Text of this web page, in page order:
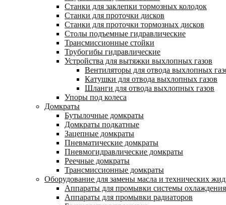
Станки для заклепки тормозных колодок
Станки для проточки дисков
Станки для проточки тормозных дисков
Столы подъемные гидравлические
Трансмиссионные стойки
Трубогибы гидравлические
Устройства для вытяжки выхлопных газов
Вентиляторы для отвода выхлопных
Катушки для отвода выхлопных газов
Шланги для отвода выхлопных газов
Упоры под колеса
Домкраты
Бутылочные домкраты
Домкраты подкатные
Зацепные домкраты
Пневматические домкраты
Пневмогидравлические домкраты
Реечные домкраты
Трансмиссионные домкраты
Оборудование для замены масла и технических
Аппараты для промывки системы охлаждения
Аппараты для промывки радиаторов